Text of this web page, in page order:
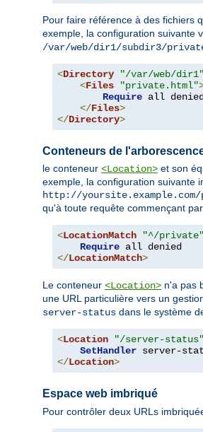
Pour faire référence à des fichiers
exemple, la configuration suivante
/var/web/dir1/subdir3/
<Directory "/var/web/dir1"
<Files "private.html"
Require all
</Files>
</Directory>
Conteneurs de
le conteneur <Location> et son
exemple, la configuration suivante
http://
qu'à toute requête commençant
<LocationMatch "^/private"
Require
</LocationMatch>
Le conteneur <Location> n'a pas
une URL particulière vers un
server-status dans le système
<Location "/server-status"
SetHandler
</Location>
Espace web imbriqué
Pour contrôler deux URLs